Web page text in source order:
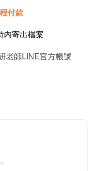
付款
內寄出檔案
老師LINE官方帳號